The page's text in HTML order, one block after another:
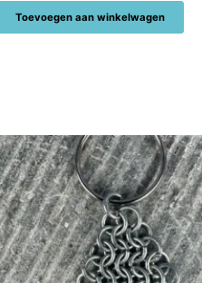
Toevoegen aan winkelwagen